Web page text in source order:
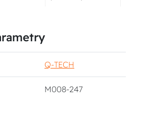
Q-TECH
M008-247